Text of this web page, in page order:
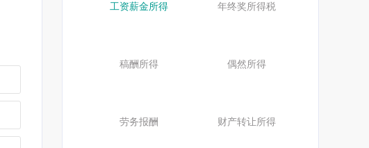
工资薪金所得 年终奖所得税
稿酬所得 偶然所得
劳务报酬 财产转让所得